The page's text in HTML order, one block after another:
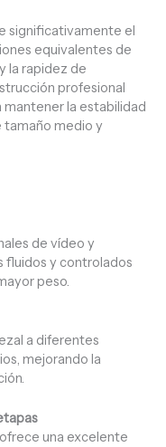
significativamente el
equivalentes de
la rapidez de
profesional
la estabilidad
tamaño medio y
de vídeo y
fluidos y controlados
peso.
a diferentes
mejorando la
una excelente